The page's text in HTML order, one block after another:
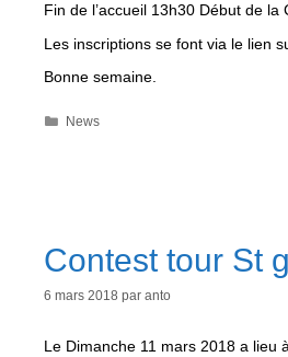
Fin de l’accueil 13h30 Début de
Les inscriptions se font via le lien
Bonne semaine.
Catégories
News
Contest tour St
6 mars 2018 par anto
Le Dimanche 11 mars 2018 a lieu